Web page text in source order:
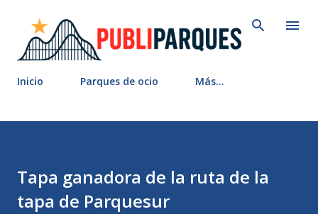
Inicio Parques de ocio Más…
Tapa ganadora de la ruta de la
tapa de Parquesur